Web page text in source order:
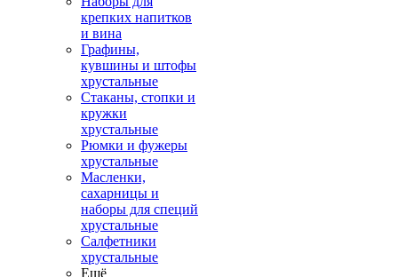
крепких напитков
и вина
Графины,
кувшины и штофы
хрустальные
Стаканы, стопки и
кружки
хрустальные
Рюмки и фужеры
хрустальные
Масленки,
сахарницы и
наборы для специй
хрустальные
Салфетники
хрустальные
Ещё